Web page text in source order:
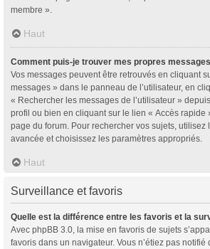
membre ».
Haut
Comment puis-je trouver mes propres
Vos messages peuvent être retrouvés en cliquant
messages » dans le panneau de l’utilisateur, en
« Rechercher les messages de l’utilisateur »
profil ou bien en cliquant sur le lien « Accès rapide
page du forum. Pour rechercher vos sujets, utilisez
avancée et choisissez les paramètres appropriés.
Haut
Surveillance et favoris
Quelle est la différence entre les favoris et la
Avec phpBB 3.0, la mise en favoris de sujets
favoris dans un navigateur. Vous n’étiez pas